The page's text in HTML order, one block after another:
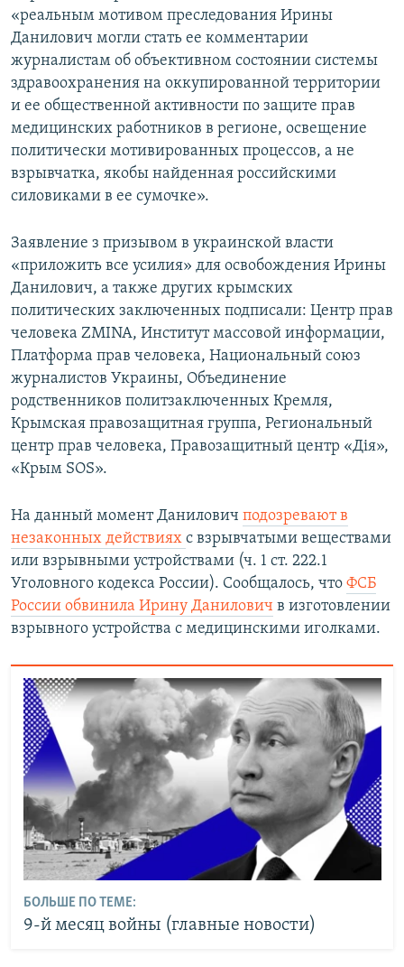
«реальным мотивом преследования Ирины
Данилович могли стать ее комментарии
журналистам об объективном состоянии системы
здравоохранения на оккупированной территории
и ее общественной активности по защите прав
медицинских работников в регионе, освещение
политически мотивированных процессов, а не
взрывчатка, якобы найденная российскими
силовиками в ее сумочке».
Заявление з призывом в украинской власти
«приложить все усилия» для освобождения Ирины
Данилович, а также других крымских
политических заключенных подписали: Центр прав
человека ZMINA, Институт массовой информации,
Платформа прав человека, Национальный союз
журналистов Украины, Объединение
родственников политзаключенных Кремля,
Крымская правозащитная группа, Региональный
центр прав человека, Правозащитный центр «Дія»,
«Крым SOS».
На данный момент Данилович подозревают в
незаконных действиях с взрывчатыми веществами
или взрывными устройствами (ч. 1 ст. 222.1
Уголовного кодекса России). Сообщалось, что ФСБ
России обвинила Ирину Данилович в изготовлении
взрывного устройства с медицинскими иголками.
БОЛЬШЕ ПО ТЕМЕ:
9-й месяц войны (главные новости)